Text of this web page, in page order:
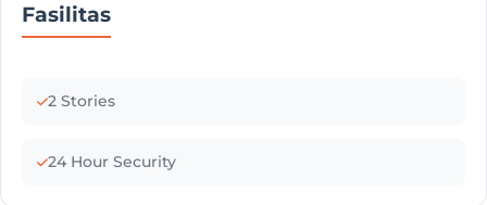
Fasilitas
2 Stories
24 Hour Security